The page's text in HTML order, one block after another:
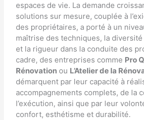
espaces de vie. La demande
solutions sur mesure, couplée à
des propriétaires, a porté à un
maîtrise des techniques, la
et la rigueur dans la conduite des
cadre, des entreprises comme Pro
Rénovation ou L’Atelier de la
démarquent par leur capacité à
accompagnements complets, de la
l’exécution, ainsi que par leur
confort, esthétisme et durabilité.